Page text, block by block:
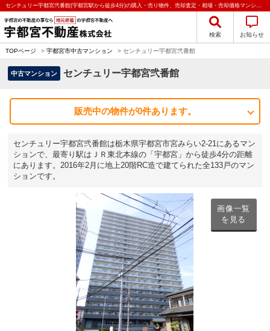
センチュリー宇都宮弐番館(宇都宮駅から徒歩4分)の購入・売り物件、売却査定・相場・売却価格マンション情報｜宇都宮不動産株式会社
検索 お知らせ
TOPページ > 宇都宮市中古マンション > センチュリー宇都宮弐番館
中古マンション センチュリー宇都宮弐番館
販売中の物件が0件あります。
センチュリー宇都宮弐番館は栃木県宇都宮市宮みらい2-21にあるマン
ションで、最寄り駅はＪＲ東北本線の「宇都宮」から徒歩4分の距離
にあります。2016年2月に地上20階RC造で建てられた全133戸のマン
ションです。
画像一覧
を見る